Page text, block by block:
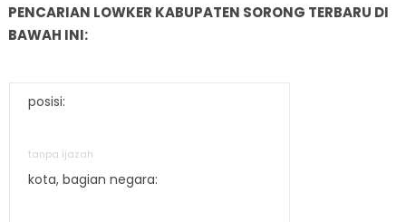
PENCARIAN LOWKER KABUPATEN SORONG TERBARU DI
BAWAH INI:
posisi:
tanpa ijazah
kota, bagian negara: